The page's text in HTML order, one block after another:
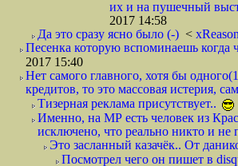
их и на пушечный
2017 14:58
Да это сразу ясно было (-) < xReason
Песенка которую вспоминаешь
2017 15:40
Нет самого главного, хотя бы
кредитов, то это массовая истерия,
Тизерная реклама присутствует..
Именно, на МР есть человек из
исключено, что реально никто и не
Это засланный казачёк.. От
Посмотрел чего он пишет в